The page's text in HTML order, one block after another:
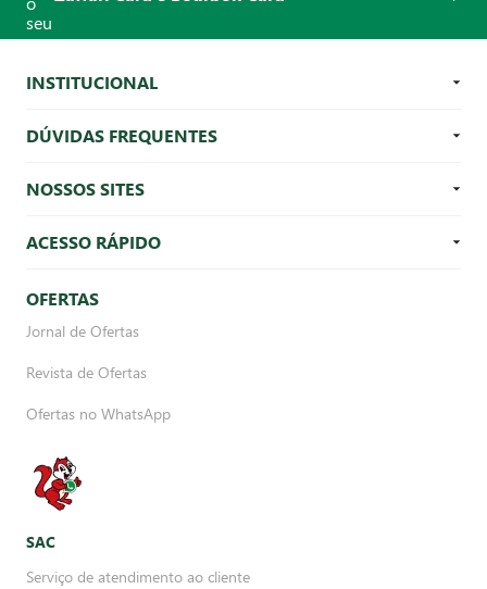
INSTITUCIONAL
DÚVIDAS FREQUENTES
NOSSOS SITES
ACESSO RÁPIDO
OFERTAS
Jornal de Ofertas
Revista de Ofertas
Ofertas no WhatsApp
SAC
Serviço de atendimento ao cliente